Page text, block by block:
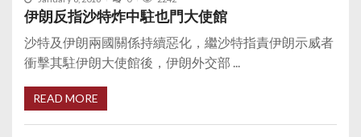
伊朗反指沙特炸中駐也門大使館
沙特及伊朗兩國關係持續惡化，繼沙特指責伊朗示威者
衝擊其駐伊朗大使館後，伊朗外交部 ...
READ MORE